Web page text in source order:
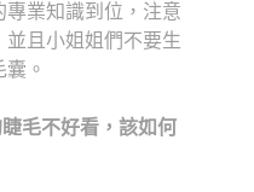
業知識到位，注意
且小姐姐們不要生
。
毛不好看，該如何